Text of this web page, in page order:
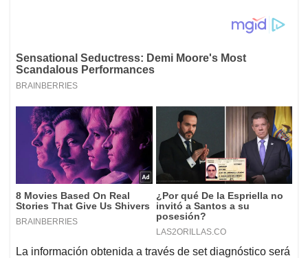
La información obtenida a través de set diagnóstico será